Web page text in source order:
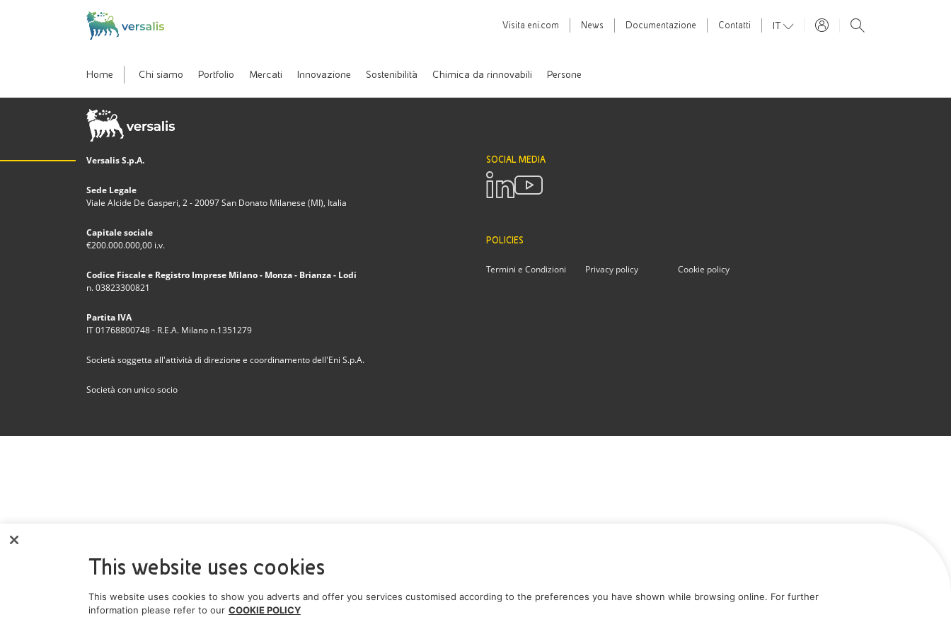
Visita eni.com News Documentazione Contatti IT
Home Chi siamo Portfolio Mercati Innovazione Sostenibilità Chimica da rinnovabili Persone
Versalis S.p.A.
Sede Legale
Viale Alcide De Gasperi, 2 - 20097 San Donato Milanese (MI), Italia
Capitale sociale
€200.000.000,00 i.v.
Codice Fiscale e Registro Imprese Milano - Monza - Brianza - Lodi
n. 03823300821
Partita IVA
IT 01768800748 - R.E.A. Milano n.1351279
Società soggetta all'attività di direzione e coordinamento dell'Eni S.p.A.
Società con unico socio
SOCIAL MEDIA
POLICIES
Termini e Condizioni Privacy policy Cookie policy
This website uses cookies
This website uses cookies to show you adverts and offer you services customised according to the preferences you have shown while browsing online. For further
information please refer to our COOKIE POLICY